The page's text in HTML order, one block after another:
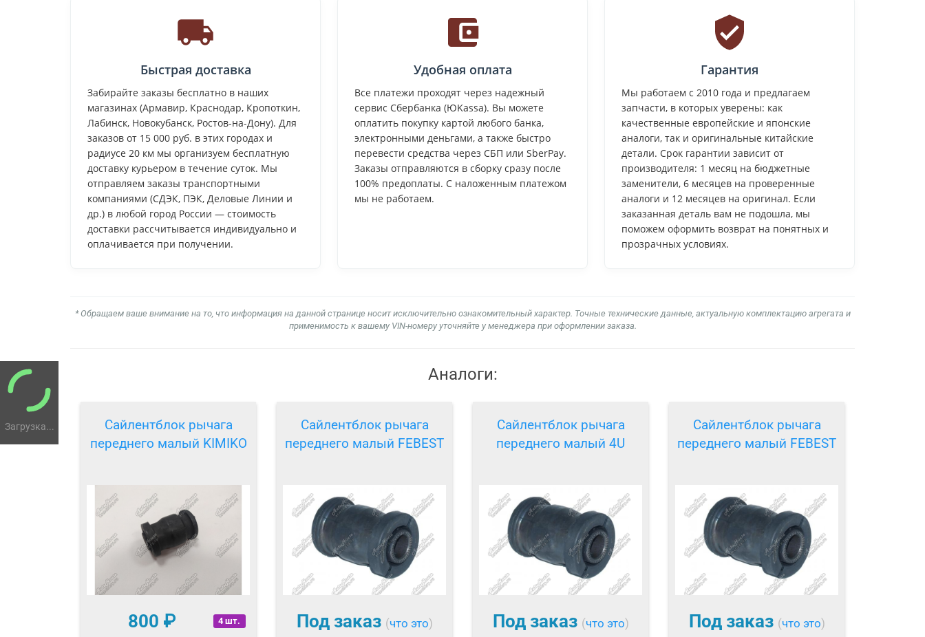
Загрузка...
Быстрая доставка
Забирайте заказы бесплатно в наших
магазинах (Армавир, Краснодар, Кропоткин,
Лабинск, Новокубанск, Ростов-на-Дону). Для
заказов от 15 000 руб. в этих городах и
радиусе 20 км мы организуем бесплатную
доставку курьером в течение суток. Мы
отправляем заказы транспортными
компаниями (СДЭК, ПЭК, Деловые Линии и
др.) в любой город России — стоимость
доставки рассчитывается индивидуально и
оплачивается при получении.
Удобная оплата
Все платежи проходят через надежный
сервис Сбербанка (ЮKassa). Вы можете
оплатить покупку картой любого банка,
электронными деньгами, а также быстро
перевести средства через СБП или SberPay.
Заказы отправляются в сборку сразу после
100% предоплаты. С наложенным платежом
мы не работаем.
Гарантия
Мы работаем с 2010 года и предлагаем
запчасти, в которых уверены: как
качественные европейские и японские
аналоги, так и оригинальные китайские
детали. Срок гарантии зависит от
производителя: 1 месяц на бюджетные
заменители, 6 месяцев на проверенные
аналоги и 12 месяцев на оригинал. Если
заказанная деталь вам не подошла, мы
поможем оформить возврат на понятных и
прозрачных условиях.
* Обращаем ваше внимание на то, что информация на данной странице носит исключительно ознакомительный характер. Точные технические данные, актуальную комплектацию агрегата и
применимость к вашему VIN-номеру уточняйте у менеджера при оформлении заказа.
Аналоги:
Сайлентблок рычага
переднего малый KIMIKO
4 шт.
800 ₽
Сайлентблок рычага
переднего малый FEBEST
Под заказ (что это)
Сайлентблок рычага
переднего малый 4U
Под заказ (что это)
Сайлентблок рычага
переднего малый FEBEST
Под заказ (что это)